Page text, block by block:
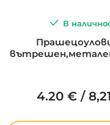
В
4.20 € /